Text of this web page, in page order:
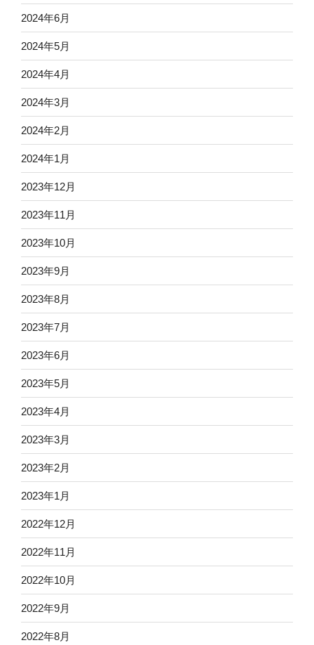
2024年6月
2024年5月
2024年4月
2024年3月
2024年2月
2024年1月
2023年12月
2023年11月
2023年10月
2023年9月
2023年8月
2023年7月
2023年6月
2023年5月
2023年4月
2023年3月
2023年2月
2023年1月
2022年12月
2022年11月
2022年10月
2022年9月
2022年8月